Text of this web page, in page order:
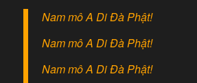
Nam mô A Di Đà Phật!
Nam mô A Di Đà Phật!
Nam mô A Di Đà Phật!